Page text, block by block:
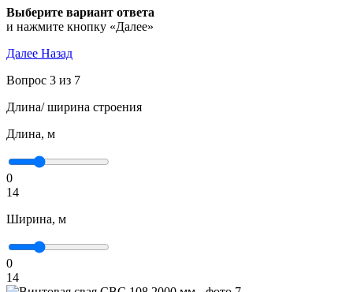
Выберите вариант ответа
и нажмите кнопку «Далее»
Далее Назад
Вопрос 3 из 7
Длина/ ширина строения
Длина, м
0
14
Ширина, м
0
14